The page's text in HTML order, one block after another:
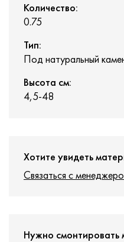
Количество:
0.75
Тип:
Под натуральный
Высота см:
4,5-48
Хотите увидеть
Связаться с
Нужно смонтировать